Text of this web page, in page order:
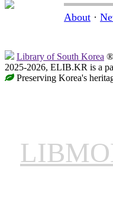
About ·
Library of South Korea ®
2025-2026, ELIB.KR is a
Preserving Korea's